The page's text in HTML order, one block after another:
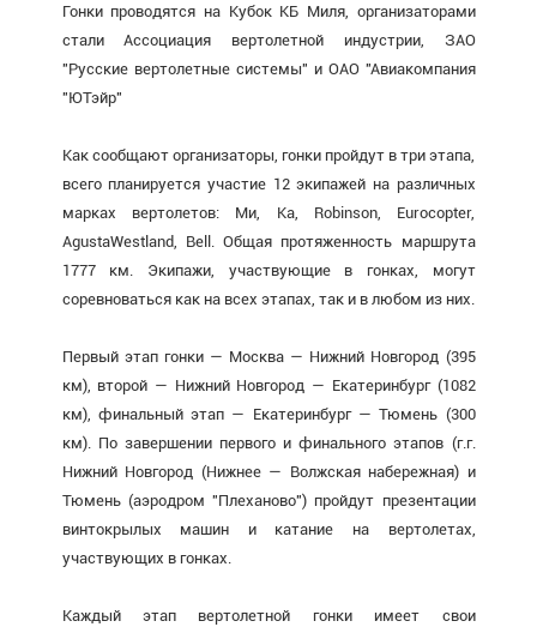
Гонки проводятся на Кубок КБ Миля, организаторами
стали Ассоциация вертолетной индустрии, ЗАО
"Русские вертолетные системы" и ОАО "Авиакомпания
"ЮТэйр"
Как сообщают организаторы, гонки пройдут в три этапа,
всего планируется участие 12 экипажей на различных
марках вертолетов: Ми, Ка, Robinson, Eurocopter,
AgustaWestland, Bell. Общая протяженность маршрута
1777 км. Экипажи, участвующие в гонках, могут
соревноваться как на всех этапах, так и в любом из них.
Первый этап гонки — Москва — Нижний Новгород (395
км), второй — Нижний Новгород — Екатеринбург (1082
км), финальный этап — Екатеринбург — Тюмень (300
км). По завершении первого и финального этапов (г.г.
Нижний Новгород (Нижнее — Волжская набережная) и
Тюмень (аэродром "Плеханово") пройдут презентации
винтокрылых машин и катание на вертолетах,
участвующих в гонках.
Каждый этап вертолетной гонки имеет свои